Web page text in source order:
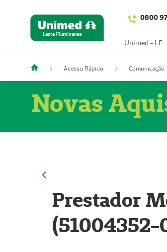
0800
Unimed - LF
Acesso Rápido Comunicação
Novas
Prestador
(51004352-